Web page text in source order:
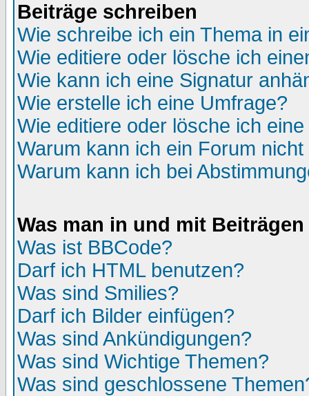
Beiträge schreiben
Wie schreibe ich ein Thema in
Wie editiere oder lösche ich
Wie kann ich eine Signatur
Wie erstelle ich eine Umfrage?
Wie editiere oder lösche ich
Warum kann ich ein Forum
Warum kann ich bei
Was man in und mit
Was ist BBCode?
Darf ich HTML benutzen?
Was sind Smilies?
Darf ich Bilder einfügen?
Was sind Ankündigungen?
Was sind Wichtige Themen?
Was sind geschlossene